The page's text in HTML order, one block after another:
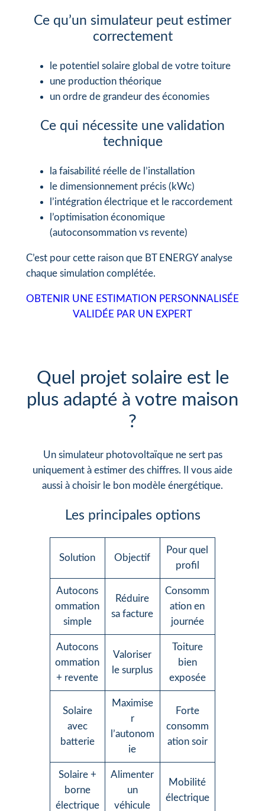
Ce qu’un simulateur peut estimer
correctement
le potentiel solaire global de votre toiture
une production théorique
un ordre de grandeur des économies
Ce qui nécessite une validation
technique
la faisabilité réelle de l’installation
le dimensionnement précis (kWc)
l’intégration électrique et le raccordement
l’optimisation économique
(autoconsommation vs revente)
C’est pour cette raison que BT ENERGY analyse
chaque simulation complétée.
OBTENIR UNE ESTIMATION PERSONNALISÉE
VALIDÉE PAR UN EXPERT
Quel projet solaire est le
plus adapté à votre maison
?
Un simulateur photovoltaïque ne sert pas
uniquement à estimer des chiffres. Il vous aide
aussi à choisir le bon modèle énergétique.
Les principales options
Solution Objectif
Pour quel
profil
Autocons
ommation
simple
Réduire
sa facture
Consomm
ation en
journée
Autocons
ommation
+ revente
Valoriser
le surplus
Toiture
bien
exposée
Solaire
avec
batterie
Maximise
r
l’autonom
ie
Forte
consomm
ation soir
Solaire +
borne
électrique
Alimenter
un
véhicule
Mobilité
électrique